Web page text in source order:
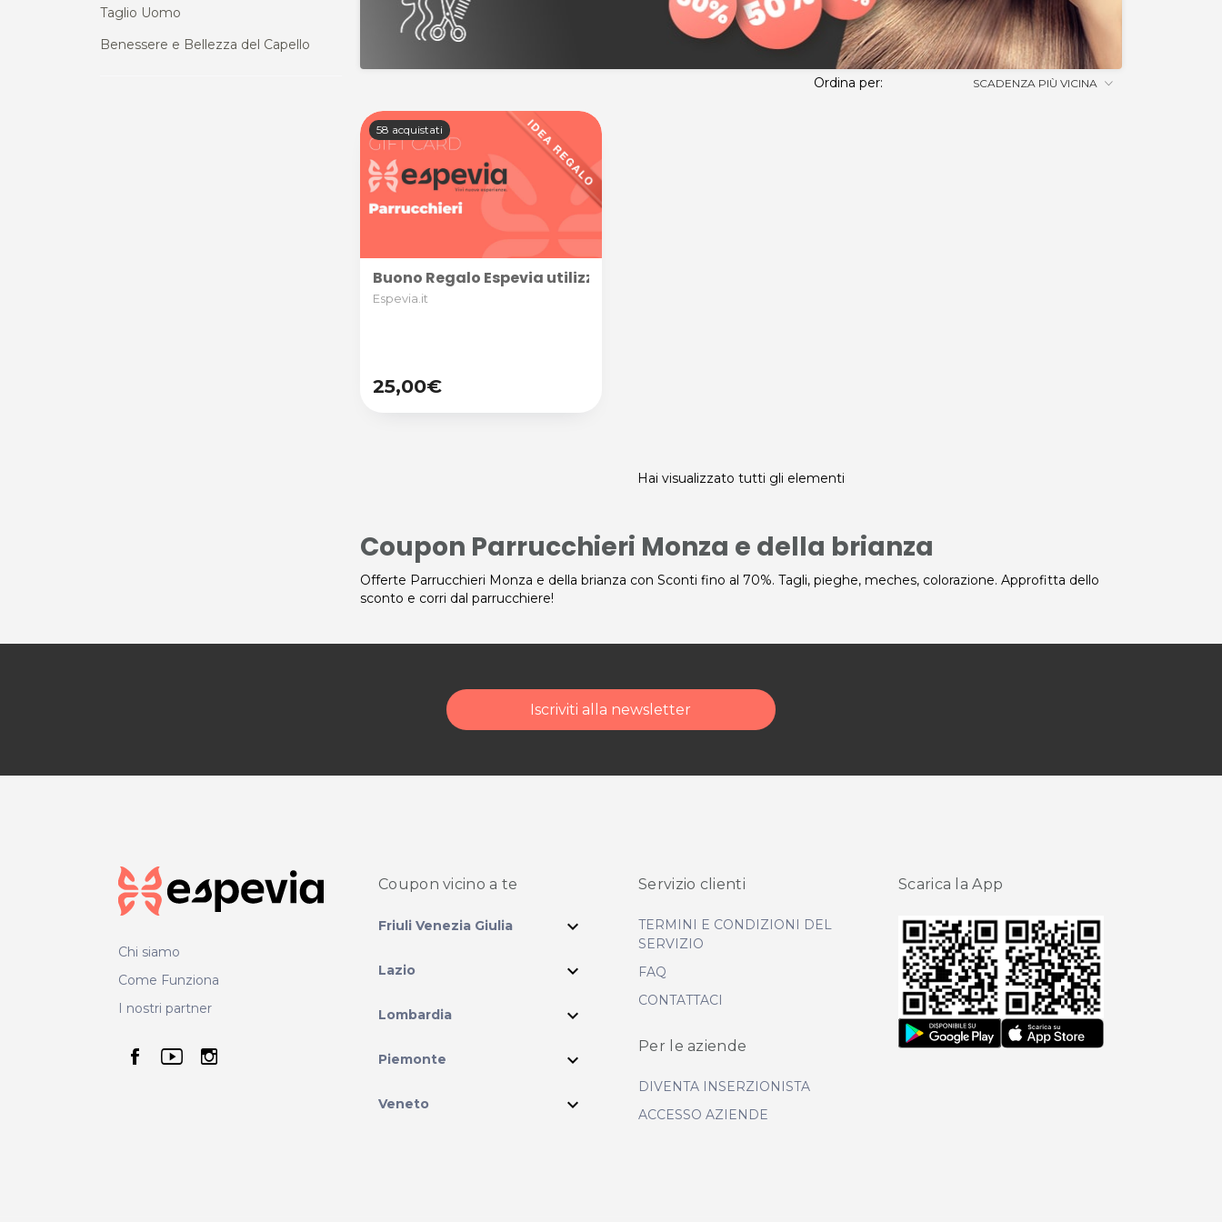
Taglio Uomo
Benessere e Bellezza del Capello
Ordina per: SCADENZA PIÙ VICINA
58 acquistati
Buono Regalo Espevia utilizzabile nella categoria PARRUCCHIERI, disponibile in diversi tagli, perfetto per i
Espevia.it
25,00€
Hai visualizzato tutti gli elementi
Coupon Parrucchieri Monza e della brianza
Offerte Parrucchieri Monza e della brianza con Sconti fino al 70%. Tagli, pieghe, meches, colorazione. Approfitta dello
sconto e corri dal parrucchiere!
Iscriviti alla newsletter
Chi siamo
Come Funziona
I nostri partner
seguici su facebook
seguici su youtube
seguici su instagram
Coupon vicino a te
Friuli Venezia Giulia expand_more
Lazio expand_more
Lombardia expand_more
Piemonte expand_more
Veneto expand_more
Servizio clienti
TERMINI E CONDIZIONI DEL
SERVIZIO
FAQ
CONTATTACI
Per le aziende
DIVENTA INSERZIONISTA
ACCESSO AZIENDE
Scarica la App